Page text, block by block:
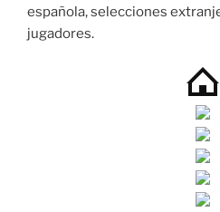
española, selecciones
jugadores.